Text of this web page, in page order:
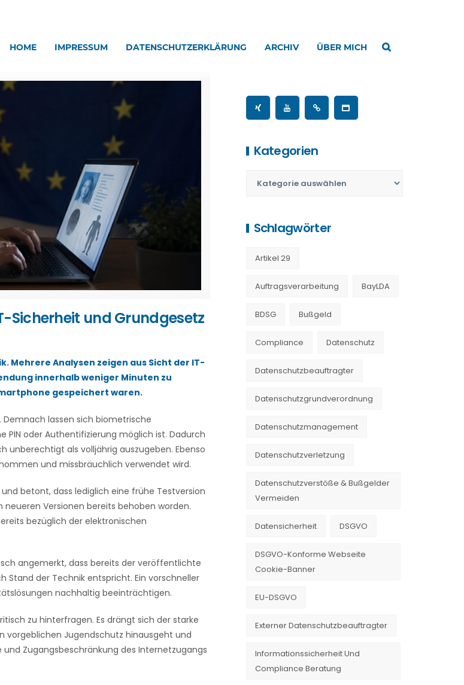
HOME IMPRESSUM DATENSCHUTZERKLÄRUNG ARCHIV ÜBER MICH
Sicherheit und Grundgesetz
Mehrere Analysen zeigen aus Sicht der IT-
innerhalb weniger Minuten zu
gespeichert waren.
lassen sich biometrische
oder Authentifizierung möglich ist. Dadurch
unberechtigt als volljährig auszugeben. Ebenso
und missbräuchlich verwendet wird.
betont, dass lediglich eine frühe Testversion
Versionen bereits behoben worden.
bezüglich der elektronischen
angemerkt, dass bereits der veröffentlichte
der Technik entspricht. Ein vorschneller
nachhaltig beeinträchtigen.
zu hinterfragen. Es drängt sich der starke
vorgeblichen Jugendschutz hinausgeht und
Zugangsbeschränkung des Internetzugangs
Kategorien
Schlagwörter
Artikel 29
Auftragsverarbeitung BayLDA
BDSG Bußgeld
Compliance Datenschutz
Datenschutzbeauftragter
Datenschutzgrundverordnung
Datenschutzmanagement
Datenschutzverletzung
Datenschutzverstöße & Bußgelder
Vermeiden
Datensicherheit DSGVO
DSGVO-Konforme Webseite
Cookie-Banner
EU-DSGVO
Externer Datenschutzbeauftragter
Informationssicherheit Und
Compliance Beratung